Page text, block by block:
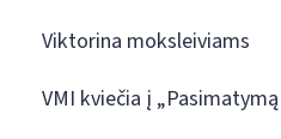
Viktorina moksleiviams
VMI kviečia į